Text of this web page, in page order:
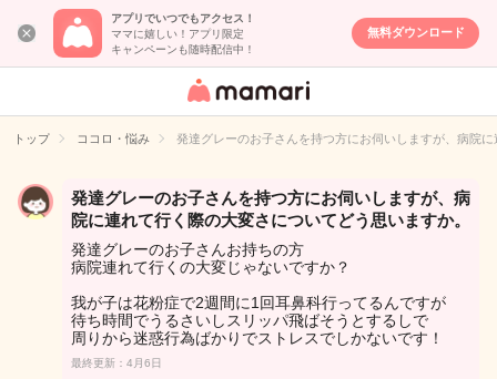
アプリでいつでもアクセス！
ママに嬉しい！アプリ限定
キャンペーンも随時配信中！
無料ダウンロード
女性専用匿名QA
イト
トップ ココロ・悩み 発達グレーのお子さんを持つ方にお伺いしますが、病院
発達グレーのお子さんを持つ方にお伺いしますが、病
院に連れて行く際の大変さについてどう思いますか。
発達グレーのお子さんお持ちの方
病院連れて行くの大変じゃないですか？
我が子は花粉症で2週間に1回耳鼻科行ってるんですが
待ち時間でうるさいしスリッパ飛ばそうとするしで
周りから迷惑行為ばかりでストレスでしかないです！
最終更新：4月6日